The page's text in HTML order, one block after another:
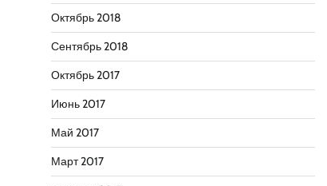
Октябрь 2018
Сентябрь 2018
Октябрь 2017
Июнь 2017
Май 2017
Март 2017